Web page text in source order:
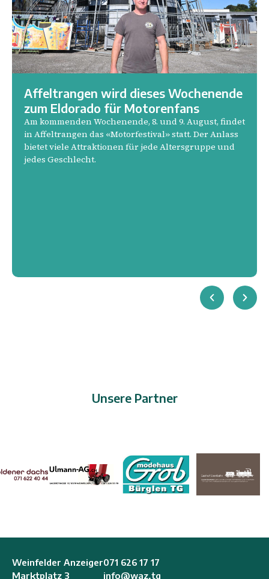
Affeltrangen wird dieses Wochenende
zum Eldorado für Motorenfans
Am kommenden Wochenende, 8. und 9. August, findet
in Affeltrangen das «Motorfestival» statt. Der Anlass
bietet viele Attraktionen für jede Altersgruppe und
jedes Geschlecht.
Unsere Partner
Weinfelder Anzeiger
Marktplatz 3
071 626 17 17
info@waz.tg